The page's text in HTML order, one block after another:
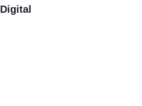
Digital